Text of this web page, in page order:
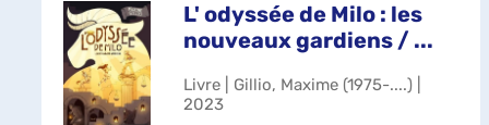
L' odyssée de Milo : les
nouveaux gardiens / ...
Livre | Gillio, Maxime (1975-....) |
2023